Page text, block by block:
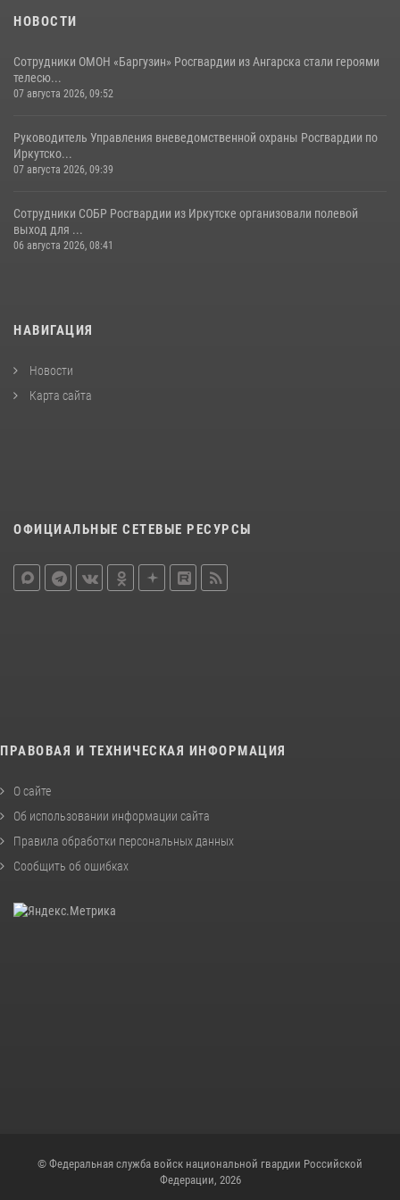
НОВОСТИ
Сотрудники ОМОН «Баргузин» Росгвардии из Ангарска стали героями
телесю...
07 августа 2026, 09:52
Руководитель Управления вневедомственной охраны Росгвардии по
Иркутско...
07 августа 2026, 09:39
Сотрудники СОБР Росгвардии из Иркутске организовали полевой
выход для ...
06 августа 2026, 08:41
НАВИГАЦИЯ
Новости
Карта сайта
ОФИЦИАЛЬНЫЕ СЕТЕВЫЕ РЕСУРСЫ
ПРАВОВАЯ И ТЕХНИЧЕСКАЯ ИНФОРМАЦИЯ
О сайте
Об использовании информации сайта
Правила обработки персональных данных
Сообщить об ошибках
© Федеральная служба войск национальной гвардии Российской
Федерации, 2026